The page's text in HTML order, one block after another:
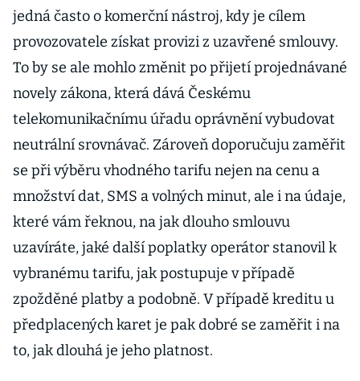
jedná často o komerční nástroj, kdy je cílem
provozovatele získat provizi z uzavřené smlouvy.
To by se ale mohlo změnit po přijetí projednávané
novely zákona, která dává Českému
telekomunikačnímu úřadu oprávnění vybudovat
neutrální srovnávač. Zároveň doporučuju zaměřit
se při výběru vhodného tarifu nejen na cenu a
množství dat, SMS a volných minut, ale i na údaje,
které vám řeknou, na jak dlouho smlouvu
uzavíráte, jaké další poplatky operátor stanovil k
vybranému tarifu, jak postupuje v případě
zpožděné platby a podobně. V případě kreditu u
předplacených karet je pak dobré se zaměřit i na
to, jak dlouhá je jeho platnost.